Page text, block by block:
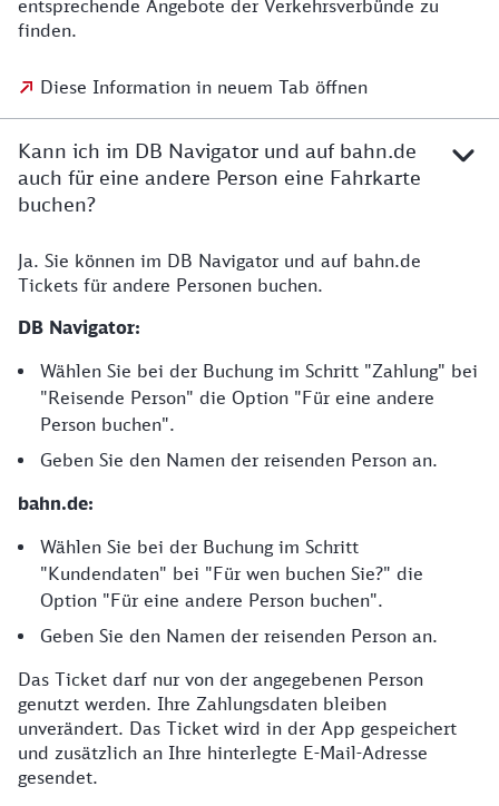
entsprechende Angebote der Verkehrsverbünde zu
finden.
Diese Information in neuem Tab öffnen
Kann ich im DB Navigator und auf bahn.de
auch für eine andere Person eine Fahrkarte
buchen?
Ja. Sie können im DB Navigator und auf bahn.de
Tickets für andere Personen buchen.
DB Navigator:
Wählen Sie bei der Buchung im Schritt "Zahlung" bei
"Reisende Person" die Option "Für eine andere
Person buchen".
Geben Sie den Namen der reisenden Person an.
bahn.de:
Wählen Sie bei der Buchung im Schritt
"Kundendaten" bei "Für wen buchen Sie?" die
Option "Für eine andere Person buchen".
Geben Sie den Namen der reisenden Person an.
Das Ticket darf nur von der angegebenen Person
genutzt werden. Ihre Zahlungsdaten bleiben
unverändert. Das Ticket wird in der App gespeichert
und zusätzlich an Ihre hinterlegte E-Mail-Adresse
gesendet.